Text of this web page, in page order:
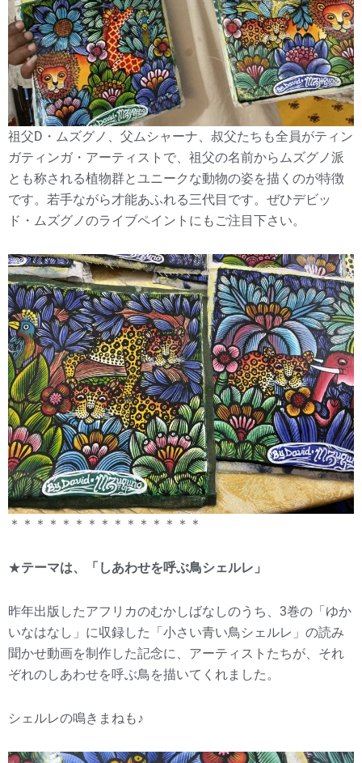
祖父D・ムズグノ、父ムシャーナ、叔父たちも全員がティン
ガティンガ・アーティストで、祖父の名前からムズグノ派
とも称される植物群とユニークな動物の姿を描くのが特徴
です。若手ながら才能あふれる三代目です。ぜひデビッ
ド・ムズグノのライブペイントにもご注目下さい。
＊＊＊＊＊＊＊＊＊＊＊＊＊＊＊
★テーマは、「しあわせを呼ぶ鳥シェルレ」
昨年出版したアフリカのむかしばなしのうち、3巻の「ゆか
いなはなし」に収録した「小さい青い鳥シェルレ」の読み
聞かせ動画を制作した記念に、アーティストたちが、それ
ぞれのしあわせを呼ぶ鳥を描いてくれました。
シェルレの鳴きまねも♪